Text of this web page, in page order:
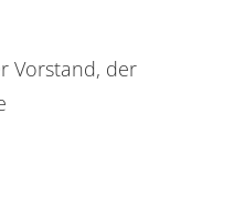
Vorstand, der